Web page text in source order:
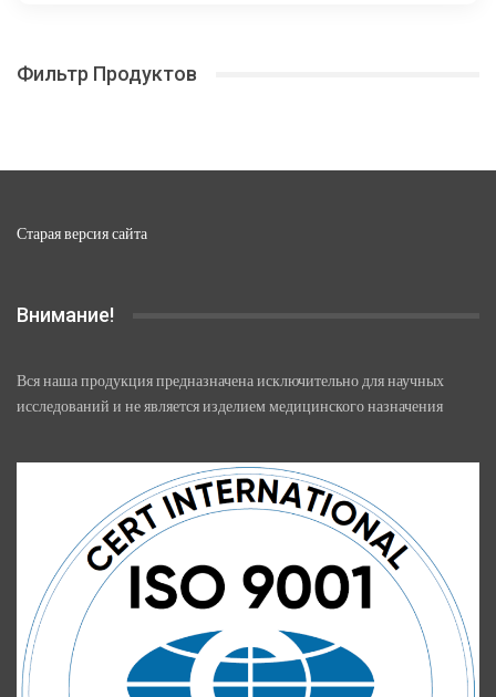
выбрать
Фильтр Продуктов
Старая версия сайта
Внимание!
Вся наша продукция предназначена исключительно для научных
исследований и не является изделием медицинского назначения